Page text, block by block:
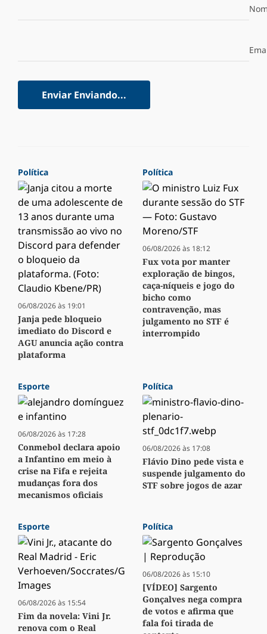
Enviar Enviando...
Política
06/08/2026 às 19:01
Janja pede bloqueio
imediato do Discord e
AGU anuncia ação contra
plataforma
Política
06/08/2026 às 18:12
Fux vota por manter
exploração de bingos,
caça-níqueis e jogo do
bicho como
contravenção, mas
julgamento no STF é
interrompido
Esporte
06/08/2026 às 17:28
Conmebol declara apoio
a Infantino em meio à
crise na Fifa e rejeita
mudanças fora dos
mecanismos oficiais
Política
06/08/2026 às 17:08
Flávio Dino pede vista e
suspende julgamento do
STF sobre jogos de azar
Esporte
06/08/2026 às 15:54
Fim da novela: Vini Jr.
renova com o Real
Política
06/08/2026 às 15:10
[VÍDEO] Sargento
Gonçalves nega compra
de votos e afirma que
fala foi tirada de